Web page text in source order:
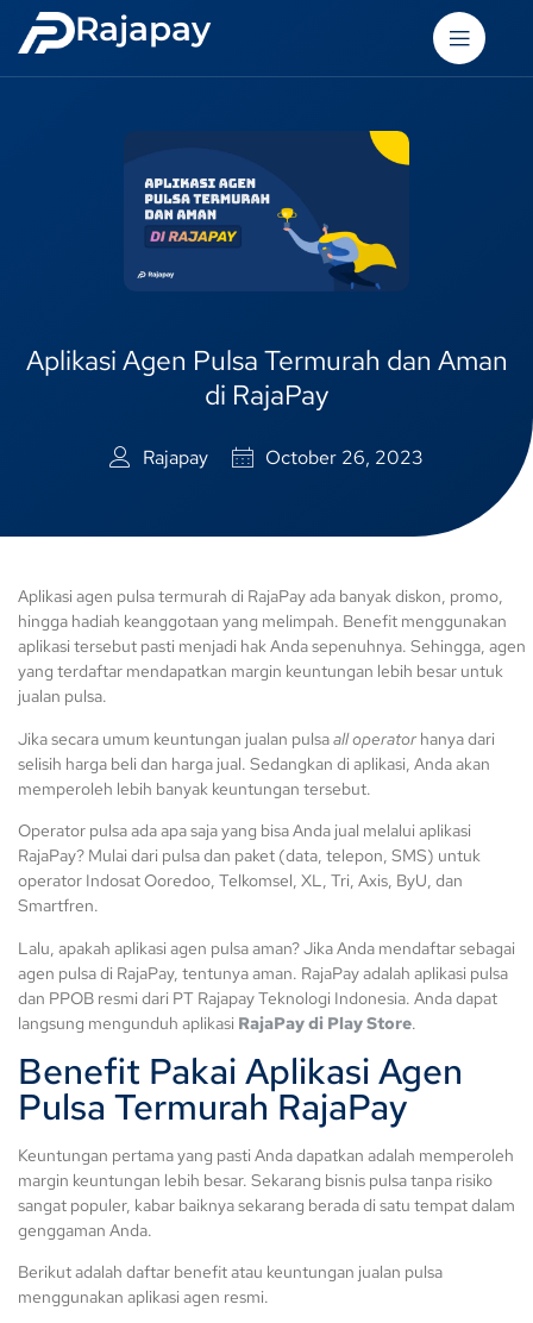
Rajapay
Aplikasi Agen Pulsa Termurah dan Aman
di RajaPay
Rajapay October 26, 2023
Aplikasi agen pulsa termurah di RajaPay ada banyak diskon, promo,
hingga hadiah keanggotaan yang melimpah. Benefit menggunakan
aplikasi tersebut pasti menjadi hak Anda sepenuhnya. Sehingga, agen
yang terdaftar mendapatkan margin keuntungan lebih besar untuk
jualan pulsa.
Jika secara umum keuntungan jualan pulsaall operator hanya dari
selisih harga beli dan harga jual. Sedangkan di aplikasi, Anda akan
memperoleh lebih banyak keuntungan tersebut.
Operator pulsa ada apa saja yang bisa Anda jual melalui aplikasi
RajaPay? Mulai dari pulsa dan paket (data, telepon, SMS) untuk
operator Indosat Ooredoo, Telkomsel, XL, Tri, Axis, ByU, dan
Smartfren.
Lalu, apakah aplikasi agen pulsa aman? Jika Anda mendaftar sebagai
agen pulsa di RajaPay, tentunya aman. RajaPay adalah aplikasi pulsa
dan PPOB resmi dari PT Rajapay Teknologi Indonesia. Anda dapat
langsung mengunduh aplikasi RajaPay di Play Store.
Benefit Pakai Aplikasi Agen
Pulsa Termurah RajaPay
Keuntungan pertama yang pasti Anda dapatkan adalah memperoleh
margin keuntungan lebih besar. Sekarang bisnis pulsa tanpa risiko
sangat populer, kabar baiknya sekarang berada di satu tempat dalam
genggaman Anda.
Berikut adalah daftar benefit atau keuntungan jualan pulsa
menggunakan aplikasi agen resmi.